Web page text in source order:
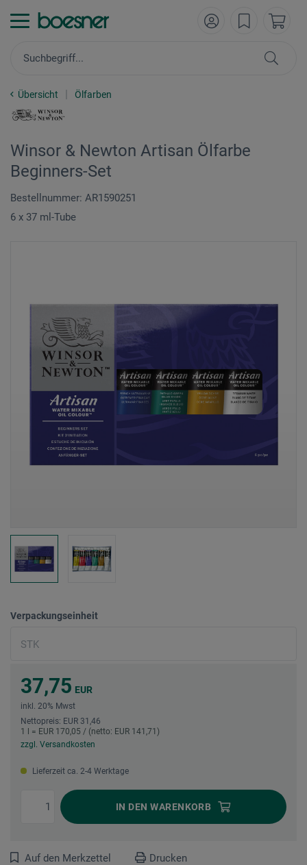
Übersicht Ölfarben
Winsor & Newton Artisan Ölfarbe
Beginners-Set
Bestellnummer: AR1590251
6 x 37 ml-Tube
Verpackungseinheit
37,75 EUR
inkl. 20% Mwst
Nettopreis: EUR 31,46
1 l = EUR 170,05 / (netto: EUR 141,71)
zzgl. Versandkosten
Lieferzeit ca. 2-4 Werktage
IN DEN WARENKORB
Auf den Merkzettel Drucken